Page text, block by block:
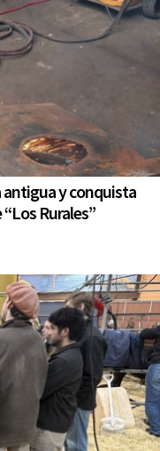
antigua y conquista
Rurales”